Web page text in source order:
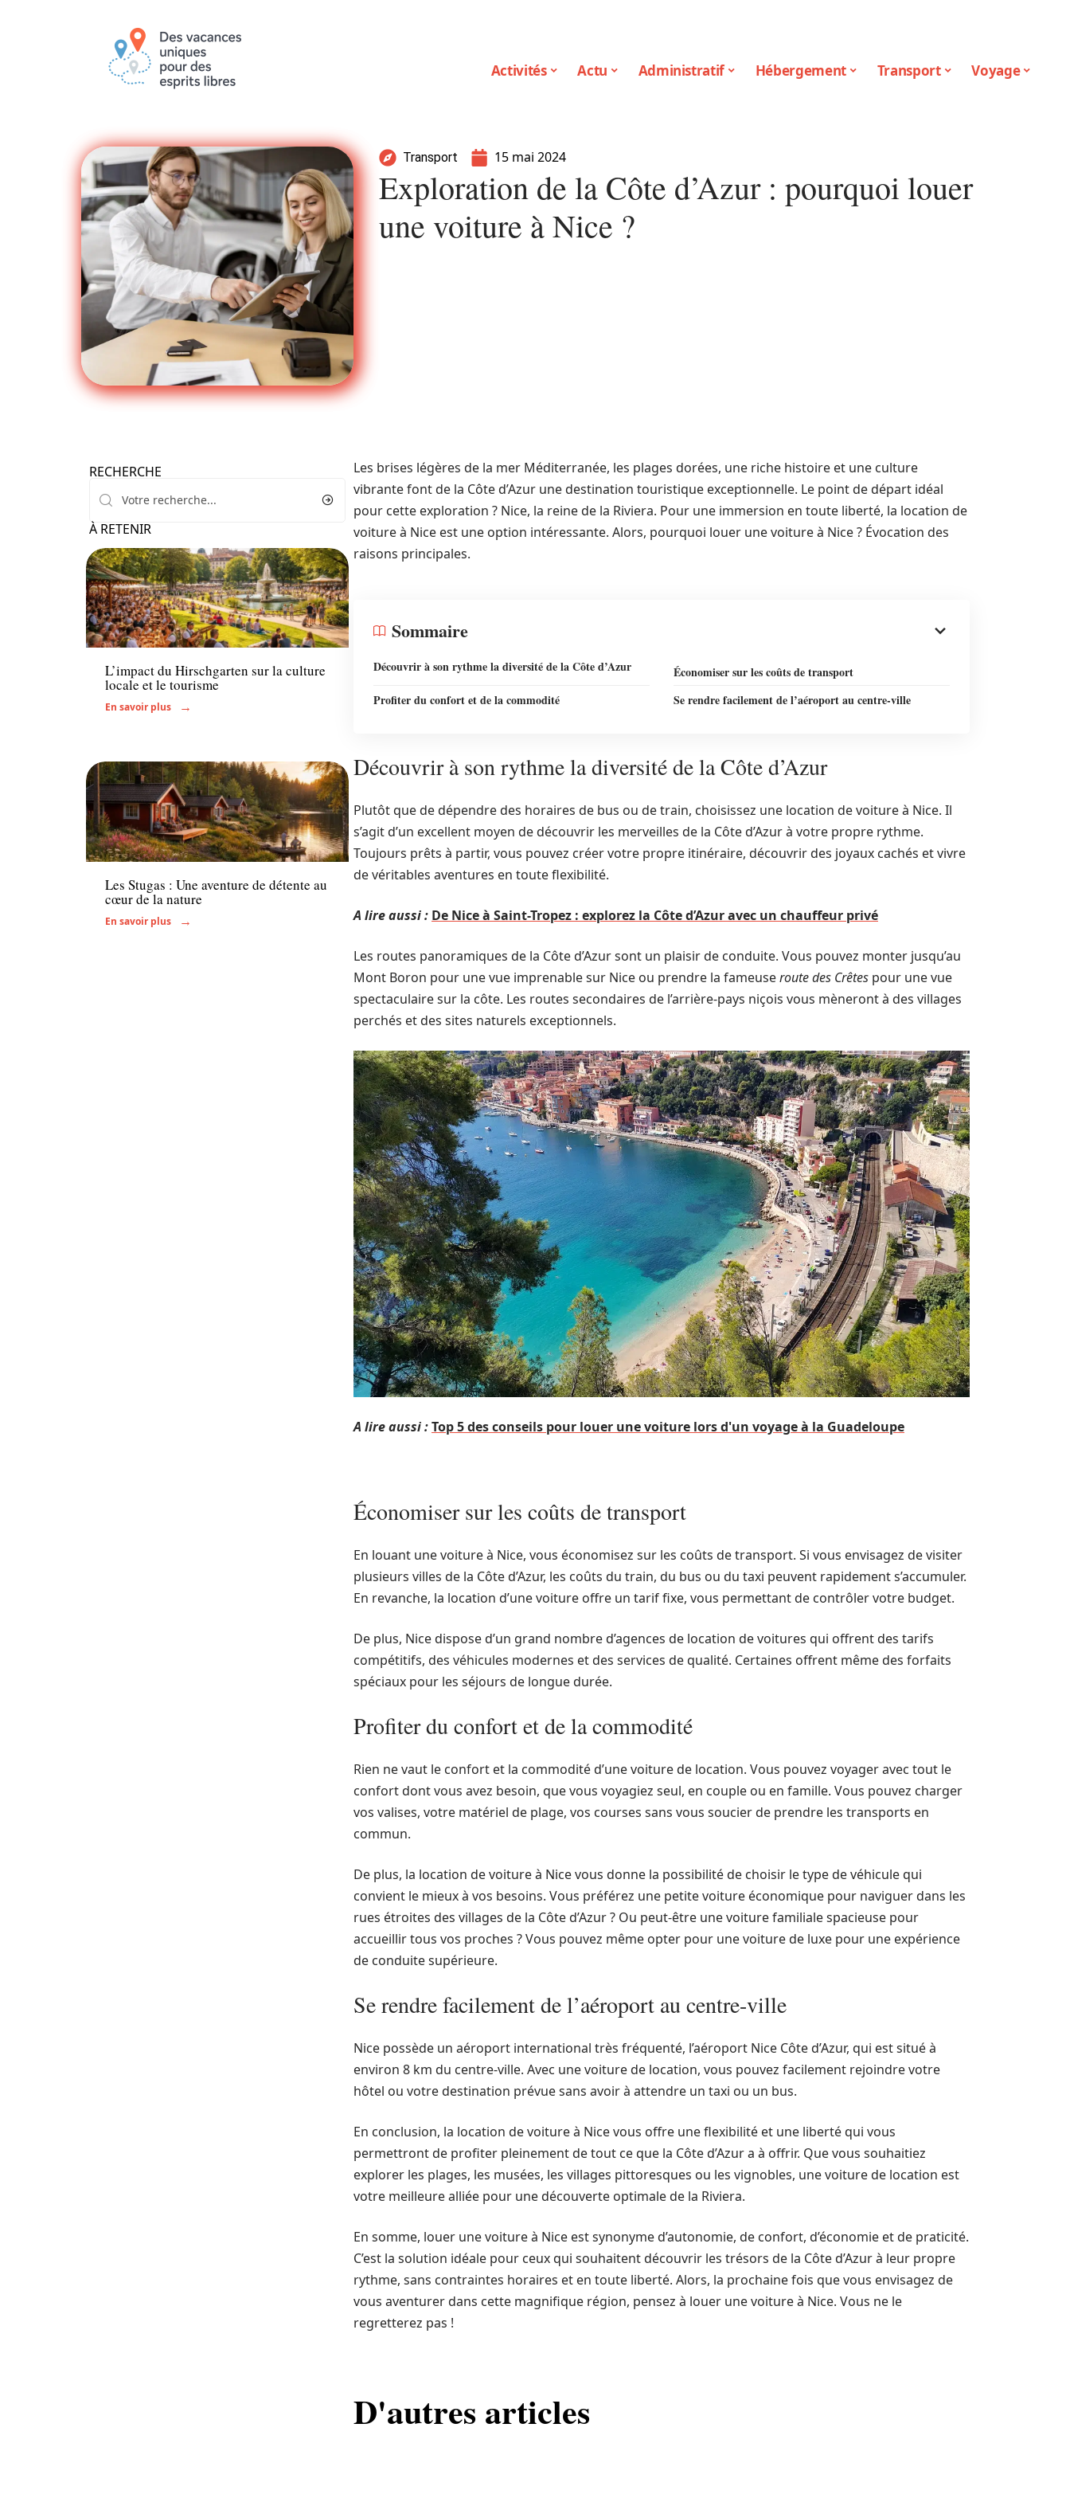
Activités Actu Administratif Hébergement Transport Voyage
Transport 15 mai 2024
Exploration de la Côte d’Azur : pourquoi louer
une voiture à Nice ?
RECHERCHE
À RETENIR
Actu
L’impact du Hirschgarten sur la culture
locale et le tourisme
En savoir plus
Hébergement
Les Stugas : Une aventure de détente au
cœur de la nature
En savoir plus
Les brises légères de la mer Méditerranée, les plages dorées, une riche histoire et une culture
vibrante font de la Côte d’Azur une destination touristique exceptionnelle. Le point de départ idéal
pour cette exploration ? Nice, la reine de la Riviera. Pour une immersion en toute liberté, la location de
voiture à Nice est une option intéressante. Alors, pourquoi louer une voiture à Nice ? Évocation des
raisons principales.
Sommaire
Découvrir à son rythme la diversité de la Côte d’Azur
Économiser sur les coûts de transport
Profiter du confort et de la commodité
Se rendre facilement de l’aéroport au centre-ville
Découvrir à son rythme la diversité de la Côte d’Azur
Plutôt que de dépendre des horaires de bus ou de train, choisissez une location de voiture à Nice. Il
s’agit d’un excellent moyen de découvrir les merveilles de la Côte d’Azur à votre propre rythme.
Toujours prêts à partir, vous pouvez créer votre propre itinéraire, découvrir des joyaux cachés et vivre
de véritables aventures en toute flexibilité.
A lire aussi : De Nice à Saint-Tropez : explorez la Côte d’Azur avec un chauffeur privé
Les routes panoramiques de la Côte d’Azur sont un plaisir de conduite. Vous pouvez monter jusqu’au
Mont Boron pour une vue imprenable sur Nice ou prendre la fameuseroute des Crêtes pour une vue
spectaculaire sur la côte. Les routes secondaires de l’arrière-pays niçois vous mèneront à des villages
perchés et des sites naturels exceptionnels.
A lire aussi :Top 5 des conseils pour louer une voiture lors d'un voyage à la Guadeloupe
Économiser sur les coûts de transport
En louant une voiture à Nice, vous économisez sur les coûts de transport. Si vous envisagez de visiter
plusieurs villes de la Côte d’Azur, les coûts du train, du bus ou du taxi peuvent rapidement s’accumuler.
En revanche, la location d’une voiture offre un tarif fixe, vous permettant de contrôler votre budget.
De plus, Nice dispose d’un grand nombre d’agences de location de voitures qui offrent des tarifs
compétitifs, des véhicules modernes et des services de qualité. Certaines offrent même des forfaits
spéciaux pour les séjours de longue durée.
Profiter du confort et de la commodité
Rien ne vaut le confort et la commodité d’une voiture de location. Vous pouvez voyager avec tout le
confort dont vous avez besoin, que vous voyagiez seul, en couple ou en famille. Vous pouvez charger
vos valises, votre matériel de plage, vos courses sans vous soucier de prendre les transports en
commun.
De plus, la location de voiture à Nice vous donne la possibilité de choisir le type de véhicule qui
convient le mieux à vos besoins. Vous préférez une petite voiture économique pour naviguer dans les
rues étroites des villages de la Côte d’Azur ? Ou peut-être une voiture familiale spacieuse pour
accueillir tous vos proches ? Vous pouvez même opter pour une voiture de luxe pour une expérience
de conduite supérieure.
Se rendre facilement de l’aéroport au centre-ville
Nice possède un aéroport international très fréquenté, l’aéroport Nice Côte d’Azur, qui est situé à
environ 8 km du centre-ville. Avec une voiture de location, vous pouvez facilement rejoindre votre
hôtel ou votre destination prévue sans avoir à attendre un taxi ou un bus.
En conclusion, la location de voiture à Nice vous offre une flexibilité et une liberté qui vous
permettront de profiter pleinement de tout ce que la Côte d’Azur a à offrir. Que vous souhaitiez
explorer les plages, les musées, les villages pittoresques ou les vignobles, une voiture de location est
votre meilleure alliée pour une découverte optimale de la Riviera.
En somme, louer une voiture à Nice est synonyme d’autonomie, de confort, d’économie et de praticité.
C’est la solution idéale pour ceux qui souhaitent découvrir les trésors de la Côte d’Azur à leur propre
rythme, sans contraintes horaires et en toute liberté. Alors, la prochaine fois que vous envisagez de
vous aventurer dans cette magnifique région, pensez à louer une voiture à Nice. Vous ne le
regretterez pas !
D'autres articles